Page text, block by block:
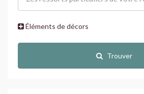
Éléments de décors
Trouver